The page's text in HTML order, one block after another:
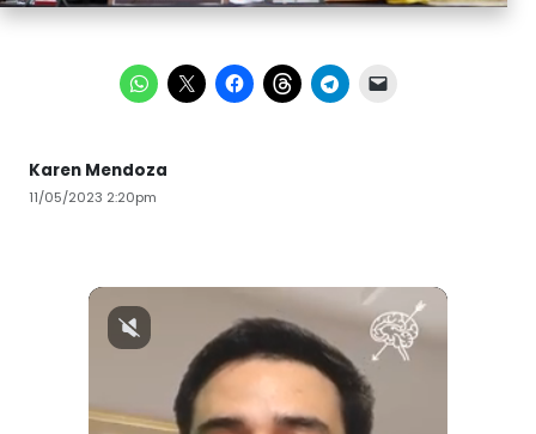
Karen Mendoza
11/05/2023 2:20pm